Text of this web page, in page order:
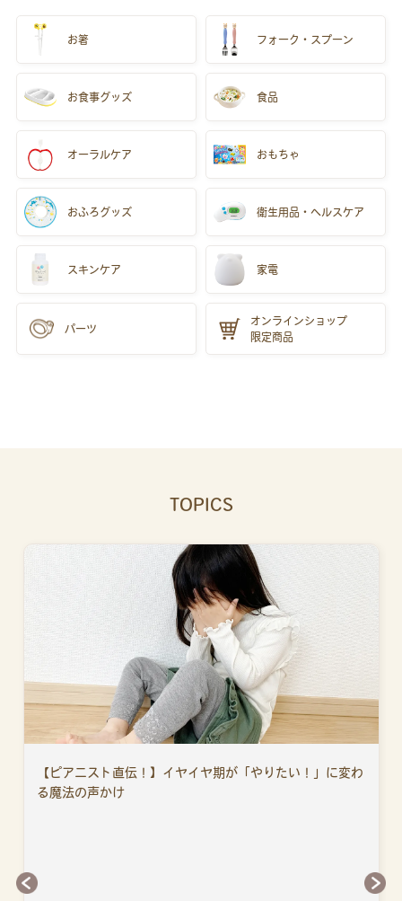
お箸 フォーク・スプーン
お食事グッズ 食品
オーラルケア おもちゃ
おふろグッズ 衛生用品・ヘルスケア
スキンケア 家電
パーツ
オンラインショップ
限定商品
TOPICS
【ピアニスト直伝！】イヤイヤ期が「やりたい！」に変わ
る魔法の声かけ